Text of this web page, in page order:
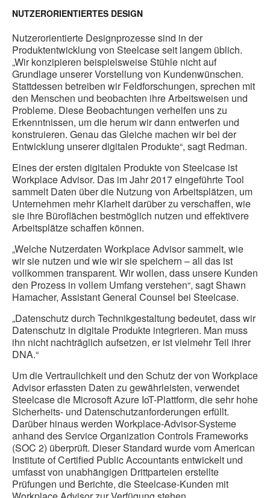
NUTZERORIENTIERTES DESIGN
Nutzerorientierte Designprozesse sind in der
Produktentwicklung von Steelcase seit langem üblich.
„Wir konzipieren beispielsweise Stühle nicht auf
Grundlage unserer Vorstellung von Kundenwünschen.
Stattdessen betreiben wir Feldforschungen, sprechen mit
den Menschen und beobachten ihre Arbeitsweisen und
Probleme. Diese Beobachtungen verhelfen uns zu
Erkenntnissen, um die herum wir dann entwerfen und
konstruieren. Genau das Gleiche machen wir bei der
Entwicklung unserer digitalen Produkte“, sagt Redman.
Eines der ersten digitalen Produkte von Steelcase ist
Workplace Advisor. Das im Jahr 2017 eingeführte Tool
sammelt Daten über die Nutzung von Arbeitsplätzen, um
Unternehmen mehr Klarheit darüber zu verschaffen, wie
sie ihre Büroflächen bestmöglich nutzen und effektivere
Arbeitsplätze schaffen können.
„Welche Nutzerdaten Workplace Advisor sammelt, wie
wir sie nutzen und wie wir sie speichern – all das ist
vollkommen transparent. Wir wollen, dass unsere Kunden
den Prozess in vollem Umfang verstehen“, sagt Shawn
Hamacher, Assistant General Counsel bei Steelcase.
„Datenschutz durch Technikgestaltung bedeutet, dass wir
Datenschutz in digitale Produkte integrieren. Man muss
ihn nicht nachträglich aufsetzen, er ist vielmehr Teil ihrer
DNA.“
Um die Vertraulichkeit und den Schutz der von Workplace
Advisor erfassten Daten zu gewährleisten, verwendet
Steelcase die Microsoft Azure IoT-Plattform, die sehr hohe
Sicherheits- und Datenschutzanforderungen erfüllt.
Darüber hinaus werden Workplace-Advisor-Systeme
anhand des Service Organization Controls Frameworks
(SOC 2) überprüft. Dieser Standard wurde vom American
Institute of Certified Public Accountants entwickelt und
umfasst von unabhängigen Drittparteien erstellte
Prüfungen und Berichte, die Steelcase-Kunden mit